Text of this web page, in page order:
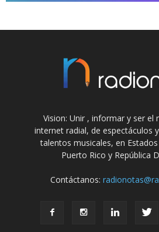
Vision: Unir , informar y ser
internet radial, de espectáculos
talentos musicales, en
Puerto Rico y República
Contáctanos: